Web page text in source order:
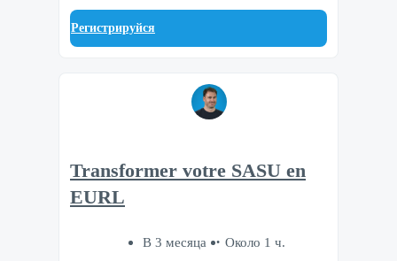
Регистрируйся
Transformer votre SASU en
EURL
В 3 месяца
Около 1 ч.